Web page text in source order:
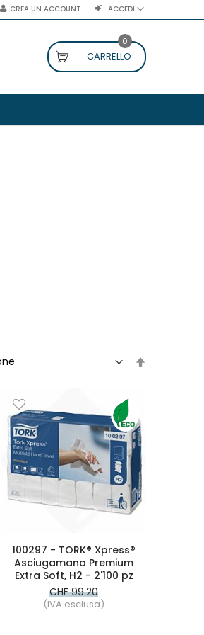
ACCEDI
CREA UN ACCOUNT
CARRELLO
0
100297 - TORK® Xpress®
Asciugamano Premium
Extra Soft, H2 - 2'100 pz
CHF 99.20
(IVA esclusa)